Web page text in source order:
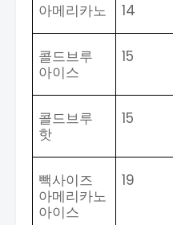
아메리카노 14
콜드브루
아이스
15
콜드브루
핫
15
빽사이즈
아메리카노
아이스
19